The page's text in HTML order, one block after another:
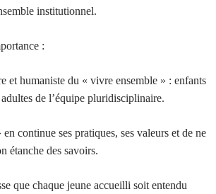
institutionnel.
:
et humaniste du « vivre ensemble » : enfants
de l’équipe pluridisciplinaire.
continue ses pratiques, ses valeurs et de ne
étanche des savoirs.
que chaque jeune accueilli soit entendu